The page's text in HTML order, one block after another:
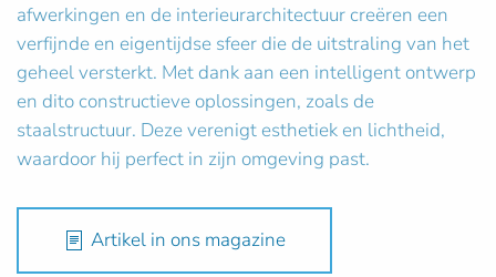
afwerkingen en de interieurarchitectuur creëren een
verfijnde en eigentijdse sfeer die de uitstraling van het
geheel versterkt. Met dank aan een intelligent ontwerp
en dito constructieve oplossingen, zoals de
staalstructuur. Deze verenigt esthetiek en lichtheid,
waardoor hij perfect in zijn omgeving past.
Artikel in ons magazine